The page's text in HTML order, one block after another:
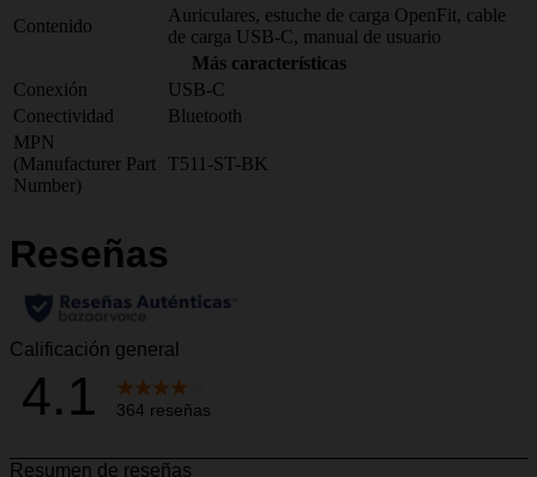
Contenido
Auriculares, estuche de carga OpenFit, cable
de carga USB-C, manual de usuario
Más características
Conexión
USB-C
Conectividad
Bluetooth
MPN
(Manufacturer Part
Number)
T511-ST-BK